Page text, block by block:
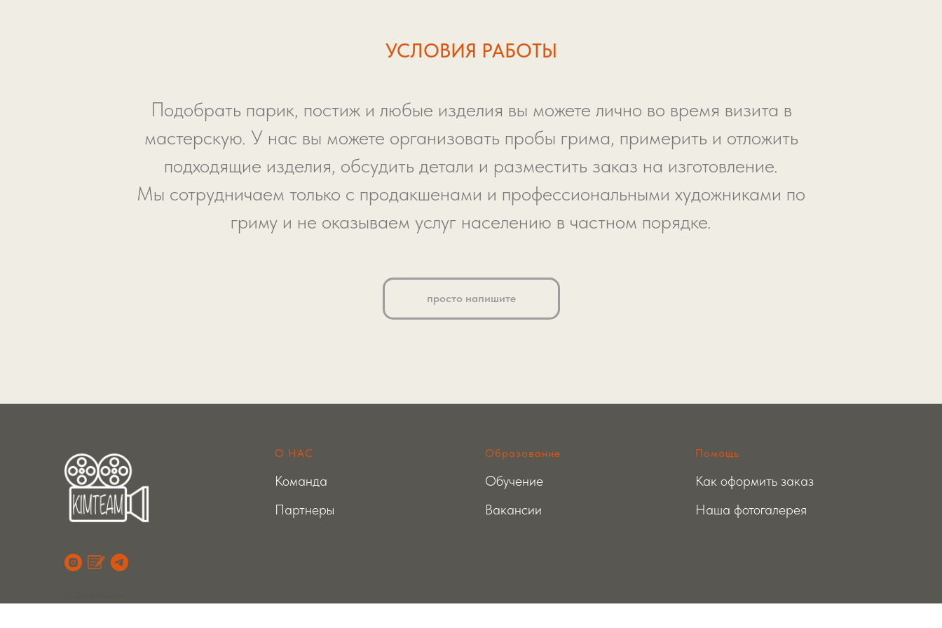
УСЛОВИЯ РАБОТЫ
Подобрать парик, постиж и любые изделия вы можете лично во время визита в
мастерскую. У нас вы можете организовать пробы грима, примерить и отложить
подходящие изделия, обсудить детали и разместить заказ на изготовление.
Мы сотрудничаем только с продакшенами и профессиональными художниками по
гриму и не оказываем услуг населению в частном порядке.
просто напишите
О НАС
Команда
Партнеры
Образование
Обучение
Вакансии
Помощь
Как оформить заказ
Наша фотогалерея